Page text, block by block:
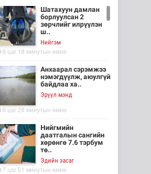
Шатахуун дамлан
борлуулсан 2
зөрчлийг илрүүлэн
ш..
Нийгэм
6 цаг 18 минутын өмнө
Анхаарал сэрэмжээ
нэмэгдүүлж, аюулгүй
байдлаа ха..
Эрүүл мэнд
6 цаг 28 минутын өмнө
Нийгмийн
даатгалын сангийн
хөрөнгө 7.6 тэрбум
тө..
Эдийн засаг
7 цаг 51 минутын өмнө